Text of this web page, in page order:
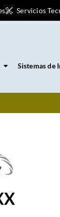
Servicios
Sistemas de